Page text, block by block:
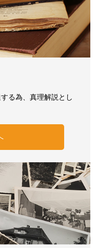
る為、真理解説とし